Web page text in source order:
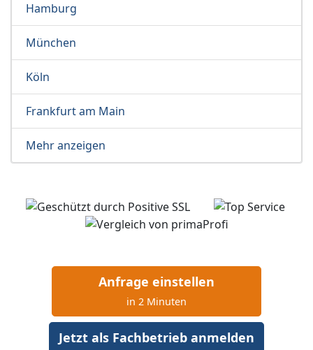
Hamburg
München
Köln
Frankfurt am Main
Mehr anzeigen
Anfrage einstellen
in 2 Minuten
Jetzt als Fachbetrieb anmelden